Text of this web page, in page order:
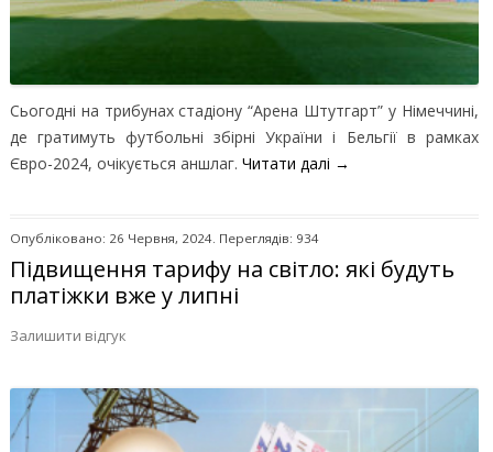
Сьогодні на трибунах стадіону “Арена Штутгарт” у Німеччині,
де гратимуть футбольні збірні України і Бельгії в рамках
Євро-2024, очікується аншлаг. Читати далі →
Опубліковано: 26 Червня, 2024. Переглядів: 934
Підвищення тарифу на світло: які будуть
платіжки вже у липні
Залишити відгук